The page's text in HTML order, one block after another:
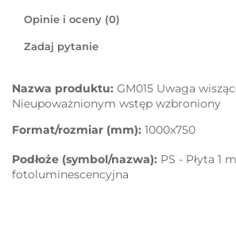
Opinie i oceny (0)
Zadaj pytanie
Nazwa produktu: GM015 Uwaga
Nieupoważnionym wstęp wzbroniony
Format/rozmiar (mm): 1000x750
Podłoże (symbol/nazwa): PS - Płyta 1
fotoluminescencyjna